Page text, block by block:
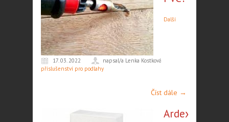
17. 03. 2022 napsal/a Lenka Kostková
Další
příslušenství pro podlahy
Číst dále →
Ardex|